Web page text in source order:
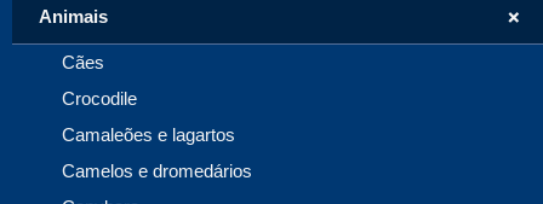
+
Animais
Cães
Crocodile
Camaleões e lagartos
Camelos e dromedários